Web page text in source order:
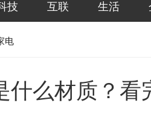
技 互联 生活
电
什么材质？看